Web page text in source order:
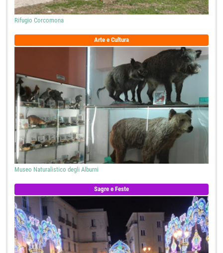
Rifugio Corcomona
Arte e Cultura
Museo Naturalistico degli Alburni
Sagre e Feste